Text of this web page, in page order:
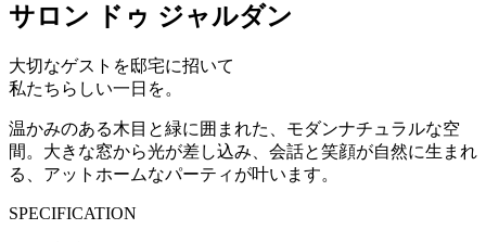
サロン ドゥ ジャルダン
大切なゲストを邸宅に招いて
私たちらしい一日を。
温かみのある木目と緑に囲まれた、モダンナチュラルな空
間。大きな窓から光が差し込み、会話と笑顔が自然に生まれ
る、アットホームなパーティが叶います。
SPECIFICATION